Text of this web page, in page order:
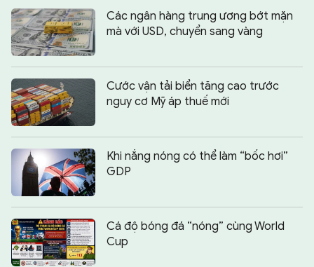
Các ngân hàng trung ương bớt mặn
mà với USD, chuyển sang vàng
Cước vận tải biển tăng cao trước
nguy cơ Mỹ áp thuế mới
Khi nắng nóng có thể làm “bốc hơi”
GDP
Cá độ bóng đá “nóng” cùng World
Cup